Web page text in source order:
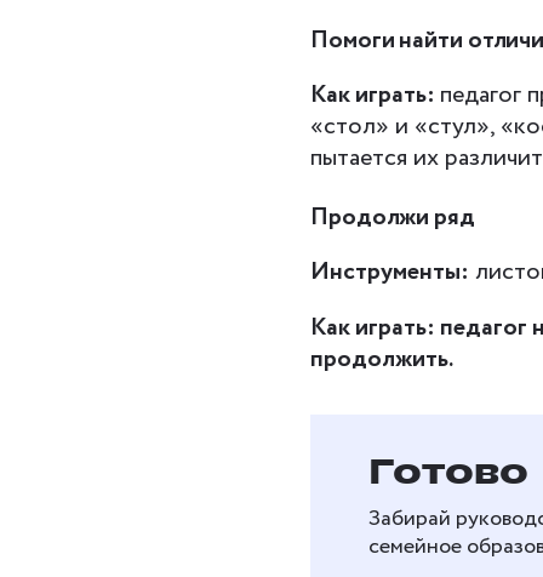
Помоги найти
Как играть: педагог
«стол» и «стул»,
пытается их
Продолжи ряд
Инструменты:
Как играть:
продолжить.
Готово
Забирай
семейное